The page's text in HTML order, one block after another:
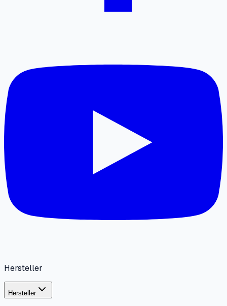
Hersteller
Hersteller